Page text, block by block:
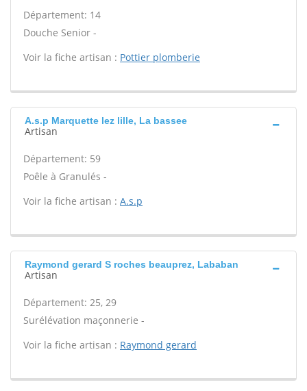
Département: 14
Douche Senior -
Voir la fiche artisan : Pottier plomberie
A.s.p Marquette lez lille, La bassee
Artisan
Département: 59
Poêle à Granulés -
Voir la fiche artisan : A.s.p
Raymond gerard S roches beauprez, Lababan
Artisan
Département: 25, 29
Surélévation maçonnerie -
Voir la fiche artisan : Raymond gerard